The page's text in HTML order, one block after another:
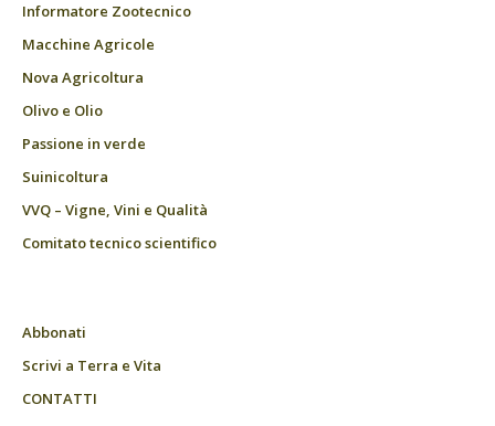
Informatore Zootecnico
Macchine Agricole
Nova Agricoltura
Olivo e Olio
Passione in verde
Suinicoltura
VVQ – Vigne, Vini e Qualità
Comitato tecnico scientifico
Abbonati
Scrivi a Terra e Vita
CONTATTI